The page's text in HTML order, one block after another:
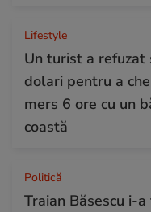
Lifestyle
Un turist a refuzat
dolari pentru a
mers 6 ore cu un
coastă
Politică
Traian Băsescu i-